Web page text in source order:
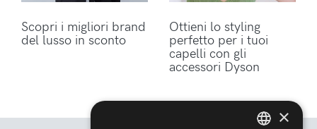
Scopri i migliori brand
del lusso in sconto
Ottieni lo styling
perfetto per i tuoi
capelli con gli
accessori Dyson
×